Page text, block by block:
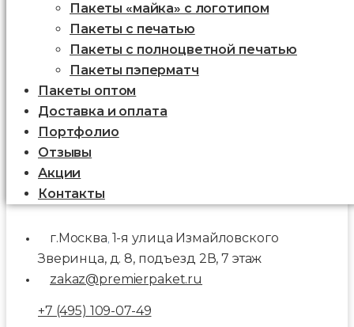
Пакеты «майка» с логотипом
Пакеты c печатью
Пакеты с полноцветной печатью
Пакеты пэперматч
Пакеты оптом
Доставка и оплата
Портфолио
Отзывы
Акции
Контакты
г.Москва 1-я улица Измайловского
Зверинца, д. 8, подъезд 2В, 7 этаж
zakaz@premierpaket.ru
+7 (495) 109-07-49